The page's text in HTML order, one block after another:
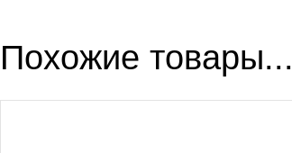
Похожие товары...